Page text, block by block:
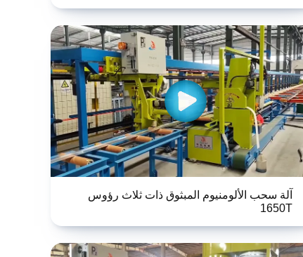
آلة سحب الألومنيوم المبثوق ذات ثلاث رؤوس
1650T